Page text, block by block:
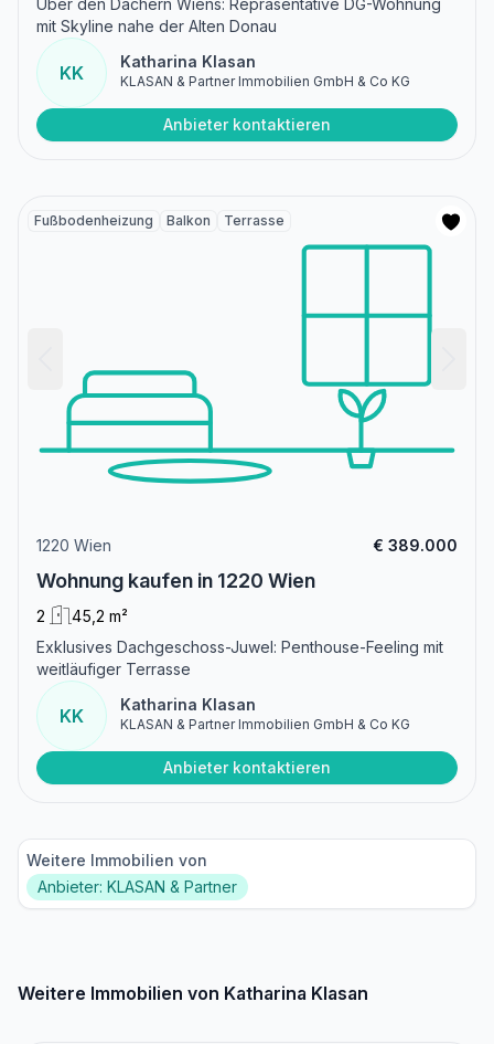
mit Skyline nahe der Alten Donau
KK
Katharina Klasan
KLASAN & Partner Immobilien GmbH & Co KG
Anbieter kontaktieren
Fußbodenheizung Balkon Terrasse
1220 Wien € 389.000
Wohnung kaufen in 1220 Wien
2
45,2 m²
Exklusives Dachgeschoss-Juwel: Penthouse-Feeling mit
weitläufiger Terrasse
KK
Katharina Klasan
KLASAN & Partner Immobilien GmbH & Co KG
Anbieter kontaktieren
Weitere Immobilien von
Anbieter: KLASAN & Partner
Weitere Immobilien von Katharina Klasan